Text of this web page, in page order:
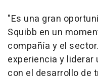
"Es una gran
Squibb en un
compañía y el
experiencia y
con el desarrollo de